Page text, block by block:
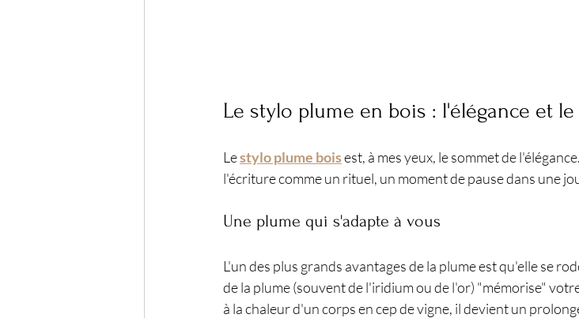
Le stylo plume en bois : l'élégance et le
Le stylo plume bois est, à mes yeux, le sommet de
l'écriture comme un rituel, un moment de pause dans une
Une plume qui s'adapte à vous
L'un des plus grands avantages de la plume est qu'elle se
de la plume (souvent de l'iridium ou de l'or) "mémorise"
à la chaleur d'un corps en cep de vigne, il devient un